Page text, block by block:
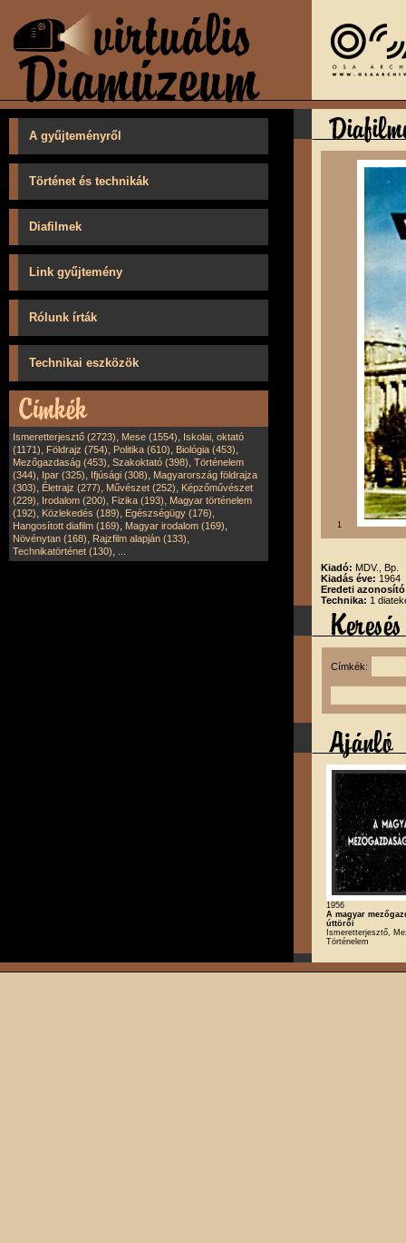
A gyűjteményről
Történet és technikák
Diafilmek
Link gyűjtemény
Rólunk írták
Technikai eszközök
Ismeretterjesztő (2723), Mese (1554), Iskolai, oktató
(1171), Földrajz (754), Politika (610), Biológia (453),
Mezőgazdaság (453), Szakoktató (398), Történelem
(344), Ipar (325), Ifjúsági (308), Magyarország földrajza
(303), Életrajz (277), Művészet (252), Képzőművészet
(229), Irodalom (200), Fizika (193), Magyar történelem
(192), Közlekedés (189), Egészségügy (176),
Hangosított diafilm (169), Magyar irodalom (169),
Növénytan (168), Rajzfilm alapján (133),
Technikatörténet (130),
1
Kiadó: MDV., Bp.
Kiadás éve: 1964
Eredeti
Technika: 1
Címkék:
1956
A magyar
úttörői
Ismeretterjesztő,
Történelem